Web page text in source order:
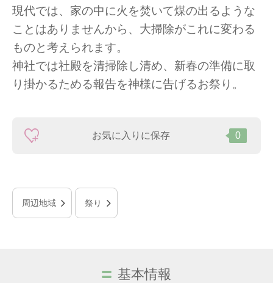
現代では、家の中に火を焚いて煤の出るような
ことはありませんから、大掃除がこれに変わる
ものと考えられます。
神社では社殿を清掃除し清め、新春の準備に取
り掛かるためる報告を神様に告げるお祭り。
お気に入りに保存 0
周辺地域 祭り
基本情報